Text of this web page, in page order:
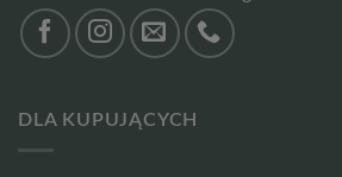
DLA KUPUJĄCYCH